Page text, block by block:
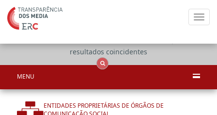
resultados coincidentes
MENU
ENTIDADES PROPRIETÁRIAS DE ÓRGÃOS DE